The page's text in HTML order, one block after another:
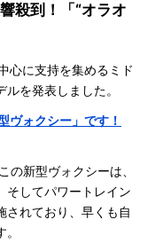
殺到！「“オラオ
心に支持を集めるミド
を発表しました。
ヴォクシー」です！
新型ヴォクシーは、
そしてパワートレイン
されており、早くも自